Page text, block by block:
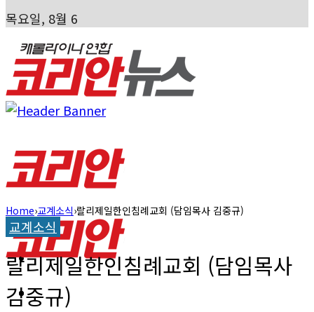
목요일, 8월 6
캐롤라이나 뉴스
교계소식
한인타운 소식
캐롤라이나 뉴스
Home›교계소식›랄리제일한인침례교회 (담임목사 김중규)
교계소식
랄리제일한인침례교회 (담임목사
김중규)